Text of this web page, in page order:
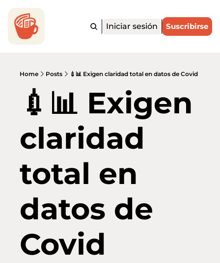
Iniciar sesión Suscribirse
Home Posts 💉📊 Exigen claridad total en datos de Covid
💉📊 Exigen
claridad
total en
datos de
Covid